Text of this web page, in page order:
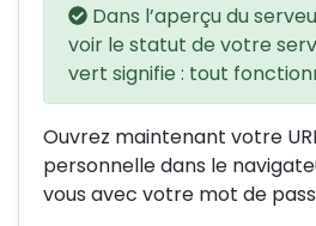
Dans l’aperçu du
voir le statut de votre
vert signifie : tout
Ouvrez maintenant votre
personnelle dans le
vous avec votre mot de